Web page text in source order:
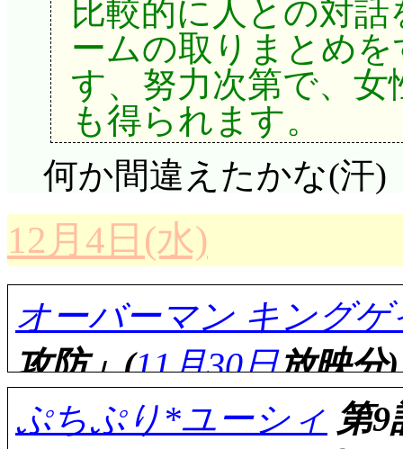
ポットが複製され, ポ
だったから……となる
したか。
被複製者が事態を気
れた時点」ではなく,
人になるな)が鏡(扉)
で。だったらカスミ
あるいは, 霞家のヘナ
しているのかも知れ
ら異常性に気が付き
けた扉が自分の手に
解した帽子男, カスミ
ちゃんの姿を「変な
が, はて記憶は消える
から気づいていても
どれみ達がマジカル
ところ, そこら中に出
いました。もはや対
はないですな。取り
が, 予告によると次回
し。しかしいくら玉
み達全員が箒振り回
(^^;;;;;;;
「ありがとう」は言
ます。まったくもっ
位にあぐらをかいて
方です。もはや主人
ね。珠晶主役の話, 「
観たいものですが, 時
そうにないですね……
鈴を見て, どうやら
ろが見えたような気
想」に凝り固まって
で他人の境遇がまっ
でいる。清秀(でした
も言葉が理解できて
比較的に人との対
ームの取りまとめ
す、努力次第で、
も得られます。
何か間違えたかな(汗)
12月4日(水)
オーバーマン キングゲ
攻防」(11月30日放映分)
ぷちぷり*ユーシィ 第